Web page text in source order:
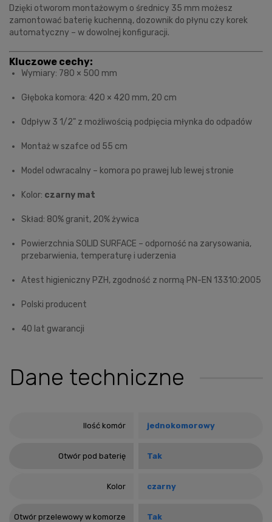
Dzięki otworom montażowym o średnicy 35 mm możesz
zamontować baterię kuchenną, dozownik do płynu czy korek
automatyczny – w dowolnej konfiguracji.
Kluczowe cechy:
Wymiary: 780 × 500 mm
Głęboka komora: 420 × 420 mm, 20 cm
Odpływ 3 1/2" z możliwością podpięcia młynka do odpadów
Montaż w szafce od 55 cm
Model odwracalny – komora po prawej lub lewej stronie
Kolor: czarny mat
Skład: 80% granit, 20% żywica
Powierzchnia SOLID SURFACE – odporność na zarysowania,
przebarwienia, temperaturę i uderzenia
Atest higieniczny PZH, zgodność z normą PN-EN 13310:2005
Polski producent
40 lat gwarancji
Dane techniczne
Ilość komór jednokomorowy
Otwór pod baterię Tak
Kolor czarny
Otwór przelewowy w komorze Tak